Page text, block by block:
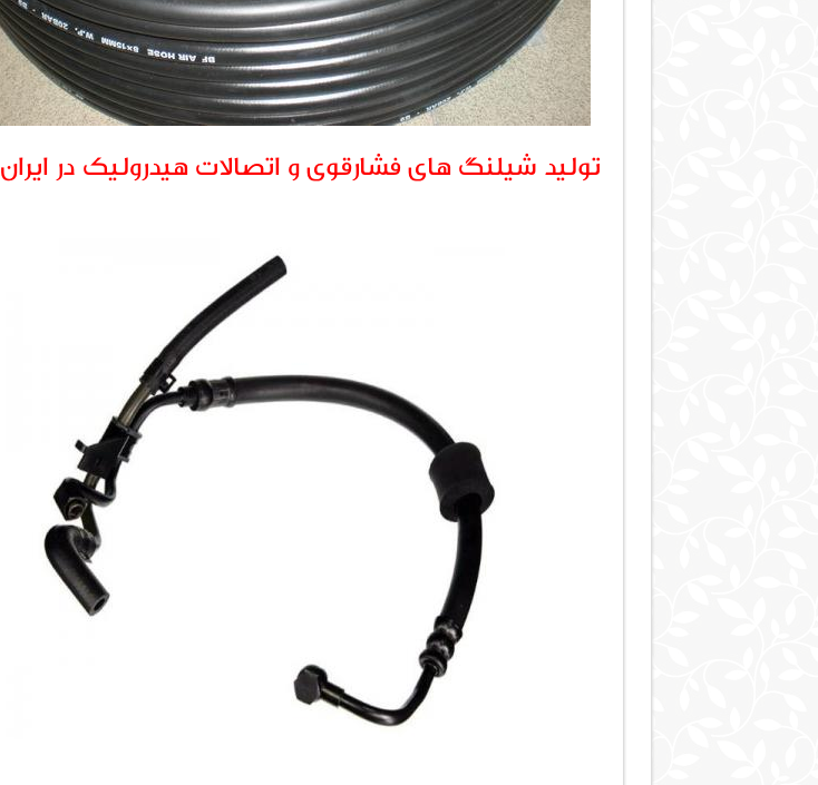
تولید شیلنگ های فشارقوی و اتصالات هیدرولیک در ایران